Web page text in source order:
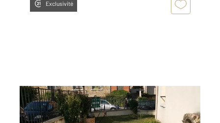
Exclusivité
NOISY LE SEC 93
11 m2
Ref : 34695